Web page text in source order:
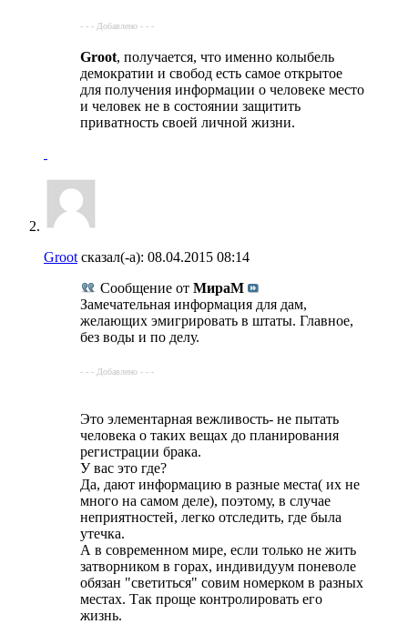
- - - Добавлено - - -
Groot, получается, что именно колыбель
демократии и свобод есть самое открытое
для получения информации о человеке место
и человек не в состоянии защитить
приватность своей личной жизни.
Groot сказал(-а): 08.04.2015 08:14
Сообщение от МираМ
Замечательная информация для дам,
желающих эмигрировать в штаты. Главное,
без воды и по делу.
- - - Добавлено - - -
Это элементарная вежливость- не пытать
человека о таких вещах до планирования
регистрации брака.
У вас это где?
Да, дают информацию в разные места( их не
много на самом деле), поэтому, в случае
неприятностей, легко отследить, где была
утечка.
А в современном мире, если только не жить
затворником в горах, индивидуум поневоле
обязан "светиться" совим номерком в разных
местах. Так проще контролировать его
жизнь.